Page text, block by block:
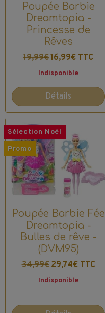
Poupée Barbie
Dreamtopia -
Princesse de
Rêves
19,99€16,99€ TTC
Indisponible
Détails
Sélection Noël
Promo
Poupée Barbie Fée
Dreamtopia -
Bulles de rêve -
(DVM95)
34,99€ 29,74€ TTC
Indisponible